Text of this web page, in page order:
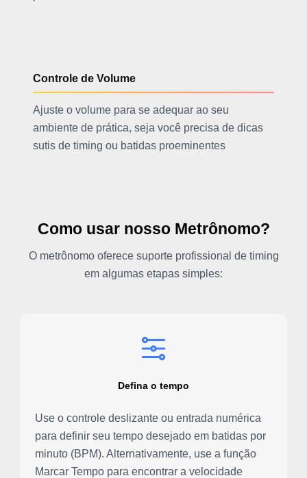
Controle de Volume
Ajuste o volume para se adequar ao seu
ambiente de prática, seja você precisa de dicas
sutis de timing ou batidas proeminentes
Como usar nosso Metrônomo?
O metrônomo oferece suporte profissional de timing
em algumas etapas simples:
Defina o tempo
Use o controle deslizante ou entrada numérica
para definir seu tempo desejado em batidas por
minuto (BPM). Alternativamente, use a função
Marcar Tempo para encontrar a velocidade